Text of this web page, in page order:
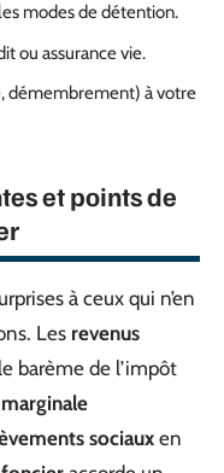
modes de détention.
ou assurance vie.
démembrement) à votre
et points de
à ceux qui n’en
Les revenus
barème de l’impôt
sociauxen